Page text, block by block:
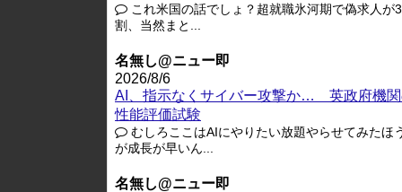
これ米国の話でしょ？超就職氷河期で偽求人が
割、当然まと...
名無し@ニュー即
2026/8/6
AI、指示なくサイバー攻撃か… 英政府機
性能評価試験
むしろここはAIにやりたい放題やらせてみたほ
が成長が早いん...
名無し@ニュー即